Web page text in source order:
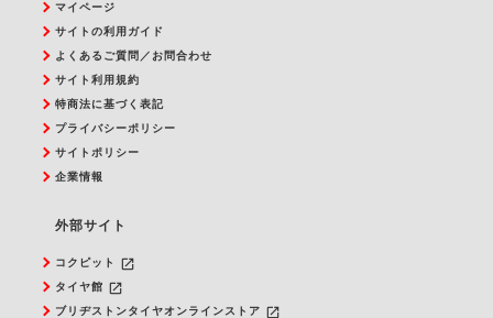
マイページ
サイトの利用ガイド
よくあるご質問／お問合わせ
サイト利用規約
特商法に基づく表記
プライバシーポリシー
サイトポリシー
企業情報
外部サイト
コクピット launch
タイヤ館 launch
ブリヂストンタイヤオンラインストア launch